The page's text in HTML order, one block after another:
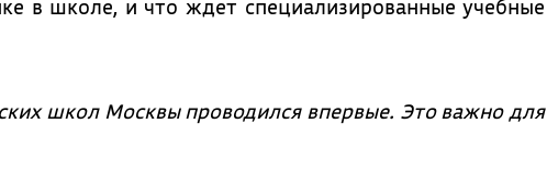
в школе, и что ждет специализированные учебные
школ Москвы проводился впервые. Это важно для